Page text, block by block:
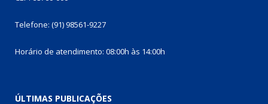
Telefone: (91) 98561-9227
Horário de atendimento: 08:00h às 14:00h
ÚLTIMAS PUBLICAÇÕES